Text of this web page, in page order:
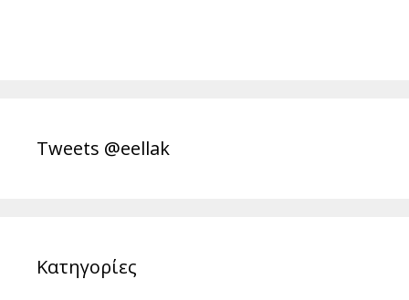
Tweets @eellak
Κατηγορίες